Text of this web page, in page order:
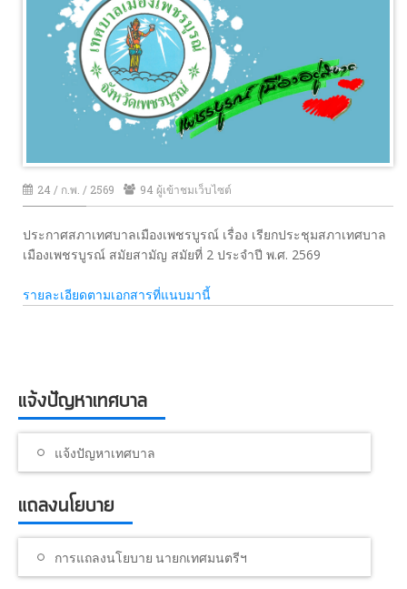
ภาพกิจกรรม
อื่นๆ
24 / ก.พ. / 2569 94 ผู้เข้าชมเว็บไซต์
ประกาศสภาเทศบาลเมืองเพชรบูรณ์ เรื่อง เรียกประชุมสภาเทศบาล
เมืองเพชรบูรณ์ สมัยสามัญ สมัยที่ 2 ประจำปี พ.ศ. 2569
รายละเอียดตามเอกสารที่แนบมานี้
แจ้งปัญหาเทศบาล
แจ้งปัญหาเทศบาล
แถลงนโยบาย
การแถลงนโยบาย นายกเทศมนตรีฯ